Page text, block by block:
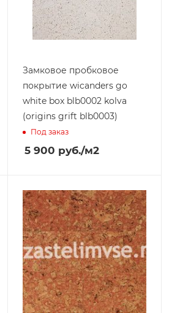
Замковое пробковое
покрытие wicanders go
white box blb0002 kolva
(origins grift blb0003)
Под заказ
5 900 руб./м2